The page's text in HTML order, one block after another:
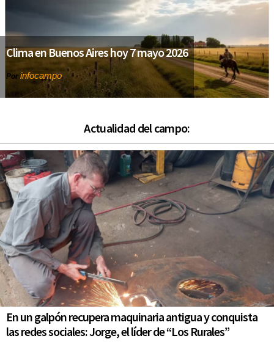
Clima en Buenos Aires hoy 7 mayo 2026
Por infocampo
Actualidad del campo:
En un galpón recupera maquinaria antigua y conquista
las redes sociales: Jorge, el líder de “Los Rurales”